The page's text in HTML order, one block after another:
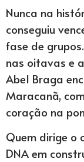
Nunca na
conseguiu
fase de
nas oitavas e
Abel Braga
Maracanã,
coração na
Quem dirige o
DNA em